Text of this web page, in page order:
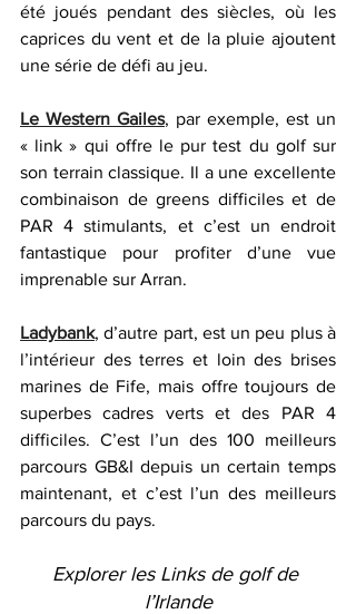
été joués pendant des siècles, où les
caprices du vent et de la pluie ajoutent
une série de défi au jeu.
Le Western Gailes, par exemple, est un
« link » qui offre le pur test du golf sur
son terrain classique. Il a une excellente
combinaison de greens difficiles et de
PAR 4 stimulants, et c’est un endroit
fantastique pour profiter d’une vue
imprenable sur Arran.
Ladybank, d’autre part, est un peu plus à
l’intérieur des terres et loin des brises
marines de Fife, mais offre toujours de
superbes cadres verts et des PAR 4
difficiles. C’est l’un des 100 meilleurs
parcours GB&I depuis un certain temps
maintenant, et c’est l’un des meilleurs
parcours du pays.
Explorer les Links de golf de
l’Irlande